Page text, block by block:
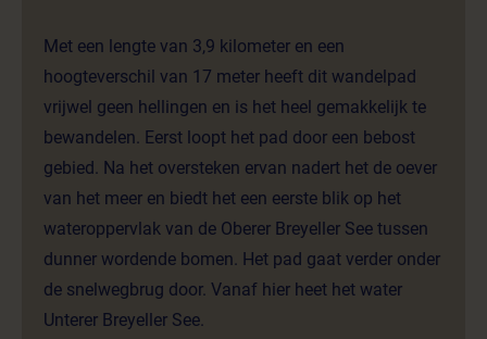
Met een lengte van 3,9 kilometer en een
hoogteverschil van 17 meter heeft dit wandelpad
vrijwel geen hellingen en is het heel gemakkelijk te
bewandelen. Eerst loopt het pad door een bebost
gebied. Na het oversteken ervan nadert het de oever
van het meer en biedt het een eerste blik op het
wateroppervlak van de Oberer Breyeller See tussen
dunner wordende bomen. Het pad gaat verder onder
de snelwegbrug door. Vanaf hier heet het water
Unterer Breyeller See.